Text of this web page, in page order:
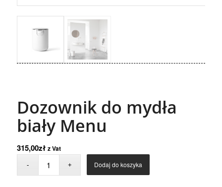
Dozownik do mydła
biały Menu
315,00zł z Vat
Dodaj do koszyka